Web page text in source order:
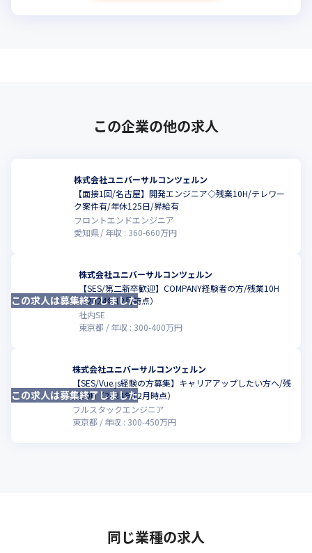
この企業の他の求人
株式会社ユニバーサルコンツェルン
【面接1回/名古屋】開発エンジニア◇残業10H/テレワー
ク案件有/年休125日/昇給有
フロントエンドエンジニア
愛知県
年収 : 360-660万円
株式会社ユニバーサルコンツェルン
【SES/第二新卒歓迎】COMPANY経験者の方/残業10H
（2024年12月時点）
社内SE
東京都
年収 : 300-400万円
この求人は募集終了しました
株式会社ユニバーサルコンツェルン
【SES/Vue.js経験の方募集】キャリアアップしたい方へ/残
業10H（2024年12月時点）
フルスタックエンジニア
東京都
年収 : 300-450万円
この求人は募集終了しました
同じ業種の求人